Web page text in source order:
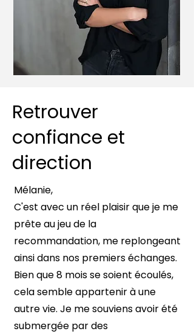
Retrouver
confiance et
direction
Mélanie,
C'est avec un réel plaisir que je me
prête au jeu de la
recommandation, me replongeant
ainsi dans nos premiers échanges.
Bien que 8 mois se soient écoulés,
cela semble appartenir à une
autre vie. Je me souviens avoir été
submergée par des